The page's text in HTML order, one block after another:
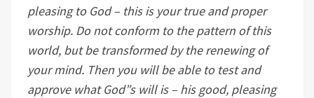
pleasing to God – this is your true and proper
worship. Do not conform to the pattern of this
world, but be transformed by the renewing of
your mind. Then you will be able to test and
approve what God”s will is – his good, pleasing